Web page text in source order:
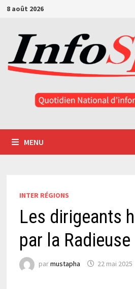
Passer
contenu
8 août 2026
MENU
INTER RÉGIONS
Les dirigeants
par la Radieuse
parmustapha 22 mai 2025